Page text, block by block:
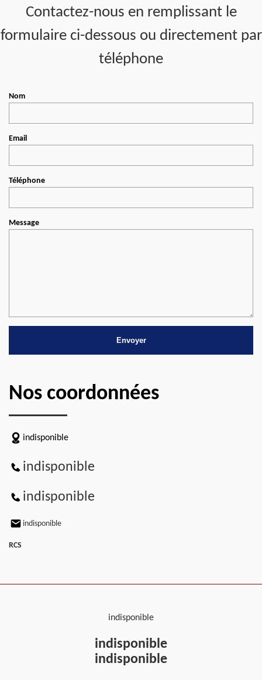
Contactez-nous en remplissant le
formulaire ci-dessous ou directement par
téléphone
Nom
Email
Téléphone
Message
Nos coordonnées
indisponible
indisponible
indisponible
indisponible
RCS
indisponible
indisponible
indisponible